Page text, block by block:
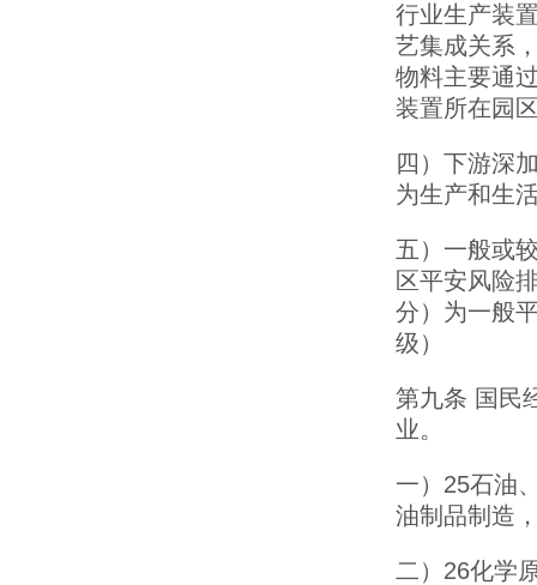
行业生产装
艺集成关系
物料主要通
装置所在园
四）下游深
为生产和生
五）一般或
区平安风险
分）为一般
级）
第九条 国民
业。
一）25石油
油制品制造
二）26化学